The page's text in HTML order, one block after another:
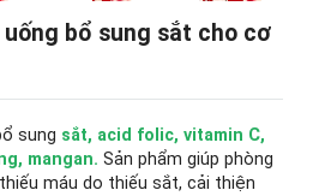
uống bổ sung sắt cho cơ
sung sắt, acid folic, vitamin C,
mangan. Sản phẩm giúp phòng
máu do thiếu sắt, cải thiện